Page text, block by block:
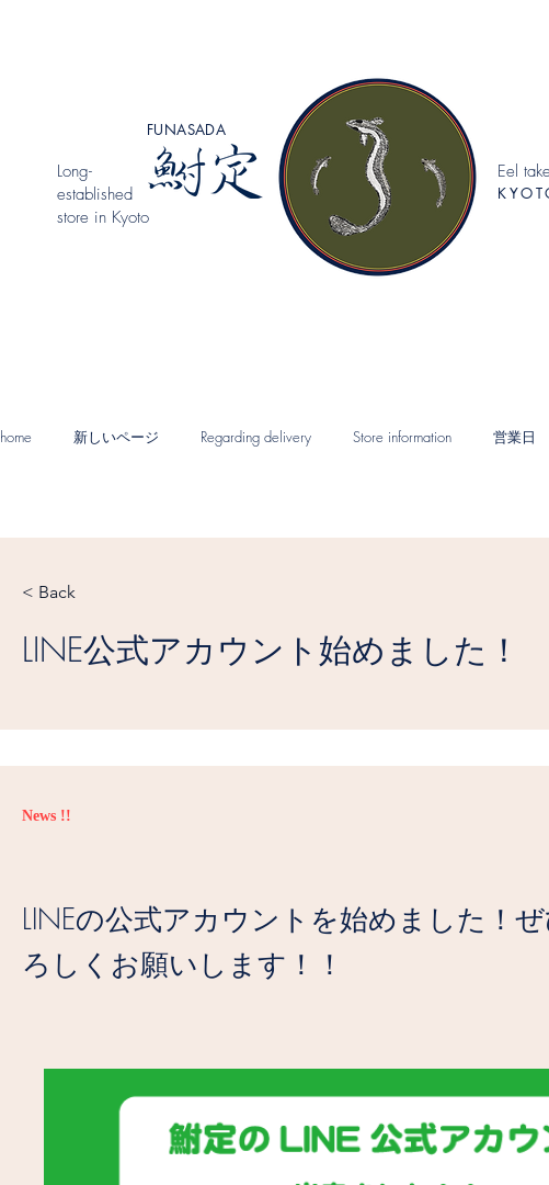
​Long-
established
store in Kyoto
Eel
FUNASADA
home 新しいページ Regarding delivery Store information 営業日
< Back
LINE公式アカウント始めました！
News !!
LINEの公式アカウントを始めました！
ろしくお願いします！！